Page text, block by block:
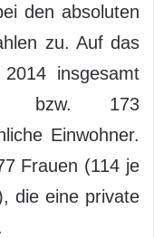
den absoluten
zu. Auf das
insgesamt
bzw. 173
Einwohner.
Frauen (114 je
die eine private